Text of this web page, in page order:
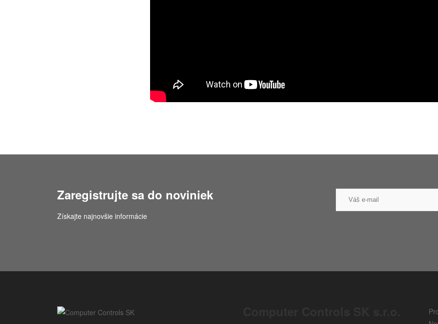
Zaregistrujte sa do noviniek
Získajte najnovšie informácie